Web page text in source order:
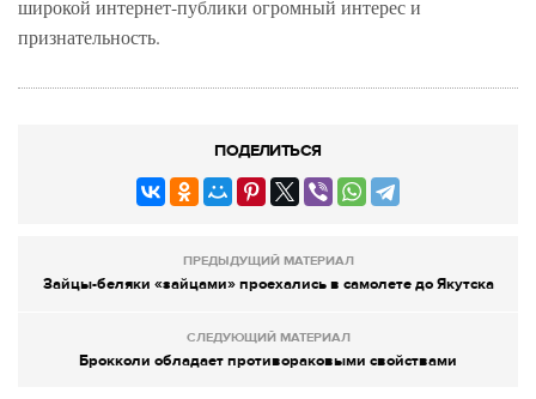
широкой интернет-публики огромный интерес и
признательность.
ПОДЕЛИТЬСЯ
ПРЕДЫДУЩИЙ МАТЕРИАЛ
Зайцы-беляки «зайцами» проехались в самолете до Якутска
СЛЕДУЮЩИЙ МАТЕРИАЛ
Брокколи обладает противораковыми свойствами